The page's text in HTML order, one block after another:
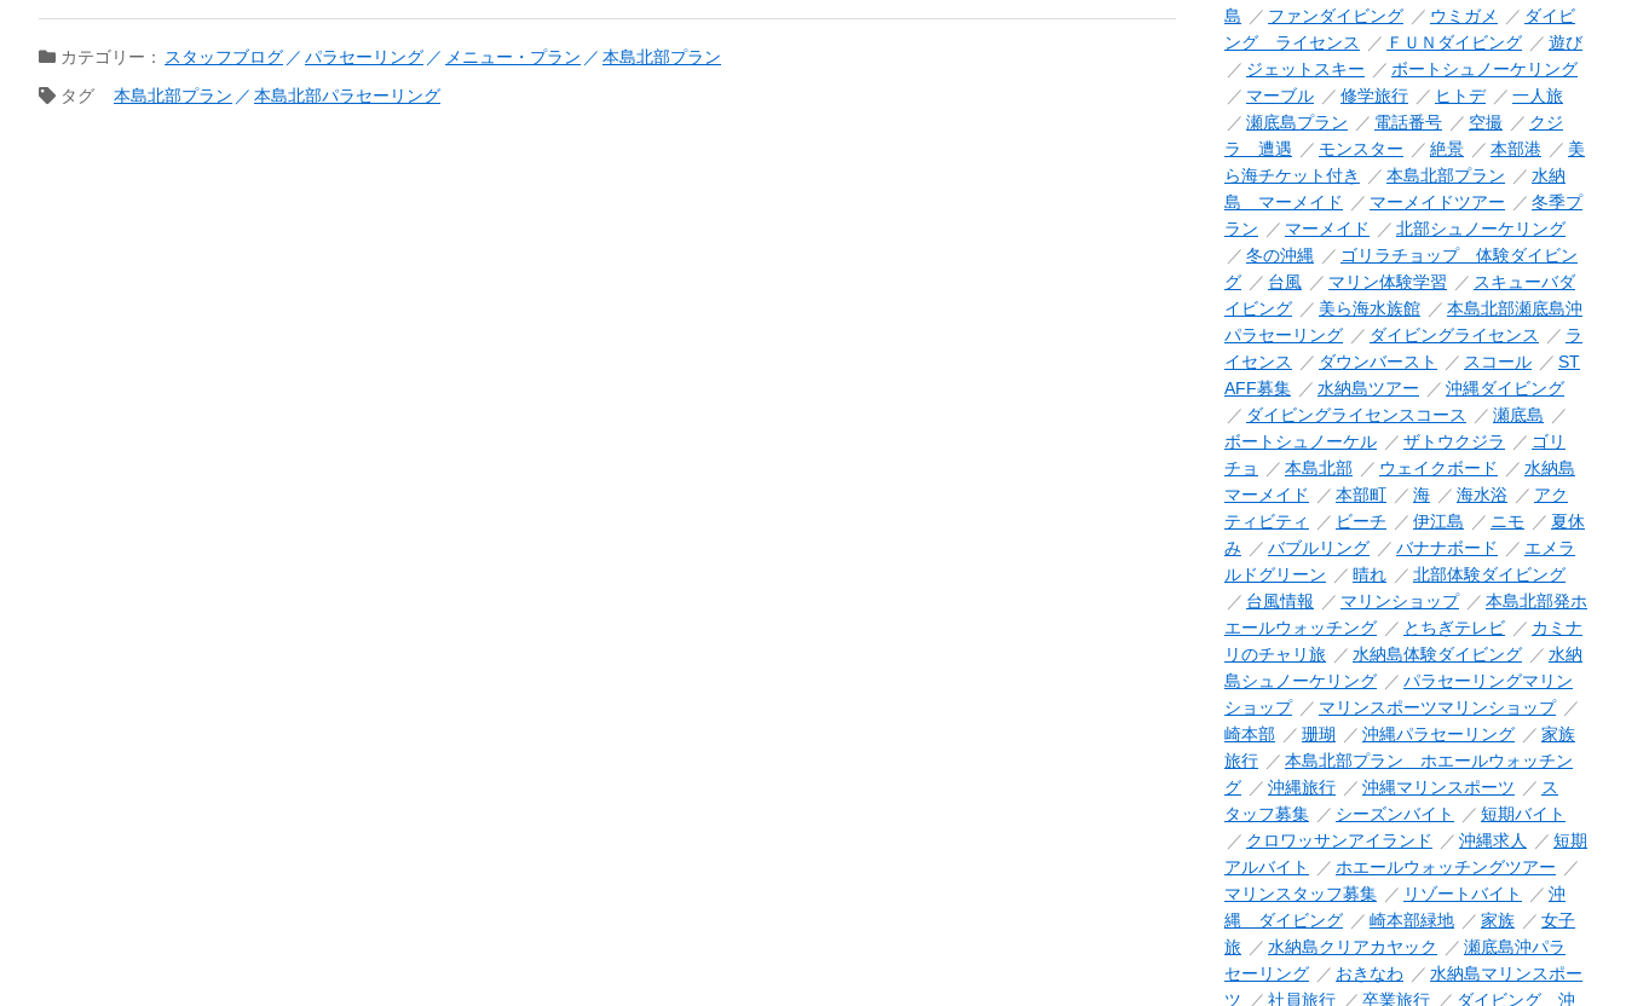
カテゴリー： スタッフブログ パラセーリング メニュー・プラン
本島北部プラン
タグ
本島北部プラン 本島北部パラセーリング
島
ファンダイビング ウミガメ
ダイビ
ング ライセンス
ＦＵＮダイビング
遊び
ジェットスキー
ボートシュノーケリング
マーブル
修学旅行 ヒトデ
一人旅
瀬底島プラン
電話番号 空撮
クジ
ラ 遭遇
モンスター 絶景 本部港
美
ら海チケット付き
本島北部プラン
水納
島 マーメイド
マーメイドツアー
冬季プ
ラン
マーメイド
北部シュノーケリング
冬の沖縄
ゴリラチョップ 体験ダイビン
グ
台風 マリン体験学習
スキューバダ
イビング
美ら海水族館
本島北部瀬底島沖
パラセーリング
ダイビングライセンス
ラ
イセンス
ダウンバースト スコール
ST
AFF募集
水納島ツアー
沖縄ダイビング
ダイビングライセンスコース
瀬底島
ボートシュノーケル
ザトウクジラ
ゴリ
チョ
本島北部 ウェイクボード
水納島
マーメイド
本部町 海 海水浴
アク
ティビティ
ビーチ 伊江島 ニモ
夏休
み
バブルリング バナナボード
エメラ
ルドグリーン
晴れ
北部体験ダイビング
台風情報
マリンショップ
本島北部発ホ
エールウォッチング
とちぎテレビ
カミナ
リのチャリ旅
水納島体験ダイビング
水納
島シュノーケリング
パラセーリングマリン
ショップ
マリンスポーツマリンショップ
崎本部
珊瑚 沖縄パラセーリング
家族
旅行
本島北部プラン ホエールウォッチン
グ
沖縄旅行 沖縄マリンスポーツ
ス
タッフ募集
シーズンバイト
短期バイト
クロワッサンアイランド
沖縄求人
短期
アルバイト
ホエールウォッチングツアー
マリンスタッフ募集
リゾートバイト
沖
縄 ダイビング
崎本部緑地 家族
女子
旅
水納島クリアカヤック
瀬底島沖パラ
セーリング
おきなわ
水納島マリンスポー
ツ
社員旅行 卒業旅行 ダイビング 沖